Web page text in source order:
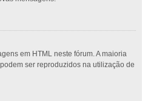
em HTML neste fórum. A maioria
ser reproduzidos na utilização de